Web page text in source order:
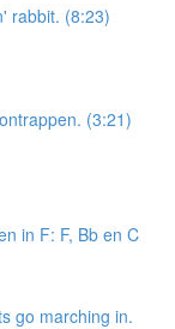
rabbit. (8:23)
(3:21)
in F: F, Bb en C
go marching in.